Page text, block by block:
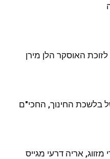
האוסקר הלן מירן
בלשכת החינוך, החכי"ם
אריה דרעי מגייס